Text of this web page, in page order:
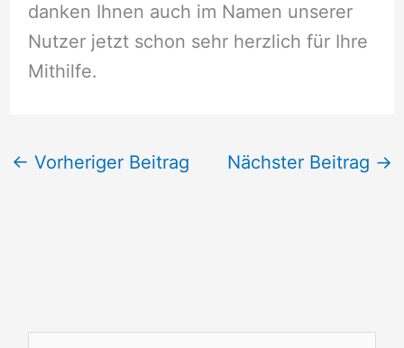
danken Ihnen auch im Namen unserer
Nutzer jetzt schon sehr herzlich für Ihre
Mithilfe.
← Vorheriger Beitrag Nächster Beitrag →